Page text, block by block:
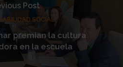
Post
SOCIAL
premian la cultura
en la escuela